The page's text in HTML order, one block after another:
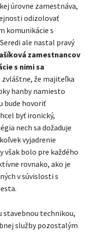
úrovne zamestnáva,
odizolovať
komunikácie s
ale nastal pravý
zamestnancov
s nimi sa
zvláštne, že majiteľka
hanby namiesto
bude hovoriť
byť ironický,
nech sa dožaduje
vyjadrenie
však bolo pre každého
rovnako, ako je
v súvislosti s
stavebnou technikou,
služby pozostalým